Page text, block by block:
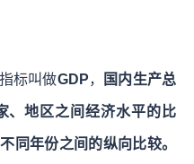
标叫做GDP， 国内生产总
、地区之间经济水平的比
同年份之间的纵向比较。